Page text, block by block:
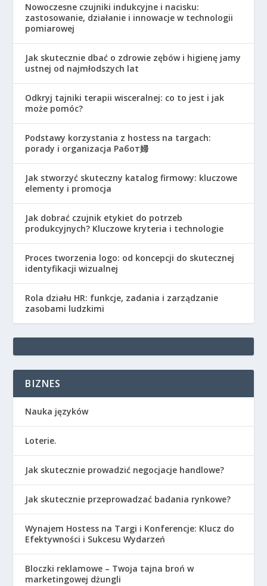
Nowoczesne czujniki indukcyjne i nacisku:
zastosowanie, działanie i innowacje w technologii
pomiarowej
Jak skutecznie dbać o zdrowie zębów i higienę jamy
ustnej od najmłodszych lat
Odkryj tajniki terapii wisceralnej: co to jest i jak
może pomóc?
Podstawy korzystania z hostess na targach:
porady i organizacja Работ婦
Jak stworzyć skuteczny katalog firmowy: kluczowe
elementy i promocja
Jak dobrać czujnik etykiet do potrzeb
produkcyjnych? Kluczowe kryteria i technologie
Proces tworzenia logo: od koncepcji do skutecznej
identyfikacji wizualnej
Rola działu HR: funkcje, zadania i zarządzanie
zasobami ludzkimi
BIZNES
Nauka języków
Loterie.
Jak skutecznie prowadzić negocjacje handlowe?
Jak skutecznie przeprowadzać badania rynkowe?
Wynajem Hostess na Targi i Konferencje: Klucz do
Efektywności i Sukcesu Wydarzeń
Bloczki reklamowe – Twoja tajna broń w
marketingowej dżungli